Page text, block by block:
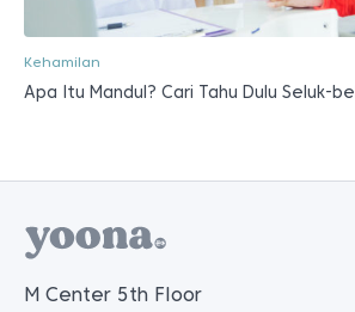
Kehamilan
Apa Itu Mandul? Cari Tahu Dulu Seluk-
M Center 5th Floor